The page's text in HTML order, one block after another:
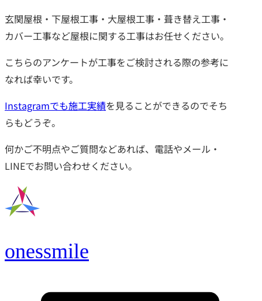
玄関屋根・下屋根工事・大屋根工事・葺き替え工事・
カバー工事など屋根に関する工事はお任せください。
こちらのアンケートが工事をご検討される際の参考に
なれば幸いです。
Instagramでも施工実績を見ることができるのでそち
らもどうぞ。
何かご不明点やご質問などあれば、電話やメール・
LINEでお問い合わせください。
onessmile